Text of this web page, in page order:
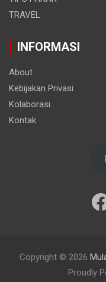
TRAVEL
INFORMASI
About
Kebijakan Privasi
Kolaborasi
Kontak
Copyright © 2026
Proudly